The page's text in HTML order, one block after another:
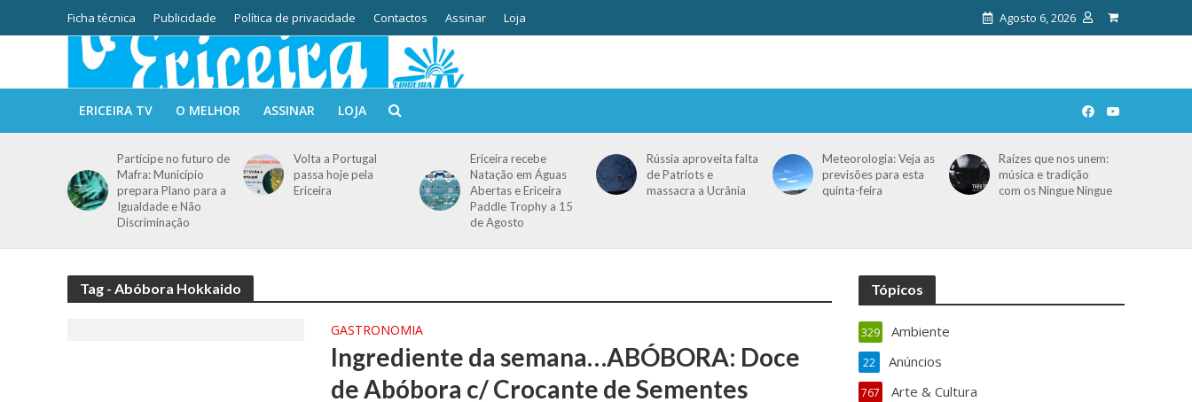
Ficha técnica Publicidade Política de privacidade Contactos Assinar Loja Agosto 6, 2026
ERICEIRA TV O MELHOR ASSINAR LOJA
Participe no futuro de
Mafra: Município
prepara Plano para a
Igualdade e Não
Discriminação
Volta a Portugal
passa hoje pela
Ericeira
Ericeira recebe
Natação em Águas
Abertas e Ericeira
Paddle Trophy a 15
de Agosto
Rússia aproveita falta
de Patriots e
massacra a Ucrânia
Meteorologia: Veja as
previsões para esta
quinta-feira
Raízes que nos unem:
música e tradição
com os Ningue Ningue
Tag - Abóbora Hokkaido
GASTRONOMIA
Ingrediente da semana…ABÓBORA: Doce
de Abóbora c/ Crocante de Sementes
Tópicos
Ambiente
329
Anúncios
22
Arte & Cultura
767